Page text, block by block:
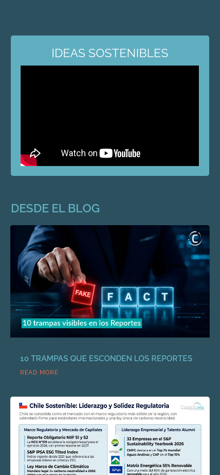
IDEAS SOSTENIBLES
DESDE EL BLOG
10 TRAMPAS QUE ESCONDEN LOS REPORTES
READ MORE